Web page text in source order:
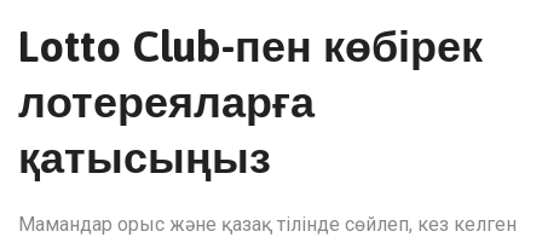
Lotto Club-пен көбірек
лотереяларға
қатысыңыз
Мамандар орыс және қазақ тілінде сөйлеп, кез келген